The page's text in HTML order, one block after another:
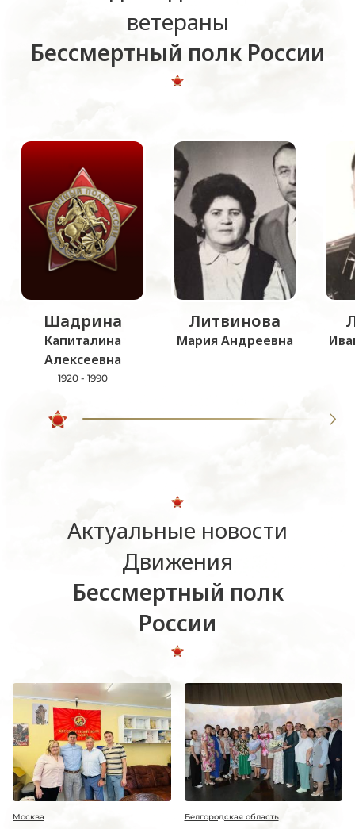
ветераны
Бессмертный полк России
Шадрина
Капиталина
Алексеевна
1920 - 1990
Литвинова
Мария Андреевна
Актуальные новости
Движения
Бессмертный полк
России
Москва Белгородская область